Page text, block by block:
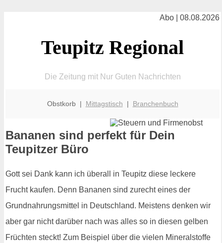
Abo | 08.08.2026
Teupitz Regional
Die Zeitung mit Nur Guten Nachrichten
Obstkorb | Mittagstisch | Branchenbuch
Bananen sind perfekt für Dein
Teupitzer Büro
Gott sei Dank kann ich überall in Teupitz diese leckere
Frucht kaufen. Denn Bananen sind zurecht eines der
Grundnahrungsmittel in Deutschland. Meistens denken wir
aber gar nicht darüber nach was alles so in diesen gelben
Früchten steckt! Zum Beispiel über die vielen Mineralstoffe